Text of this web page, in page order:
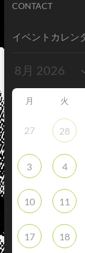
CONTACT
イベントカレン
月 火
27 28
3 4
10 11
17 18